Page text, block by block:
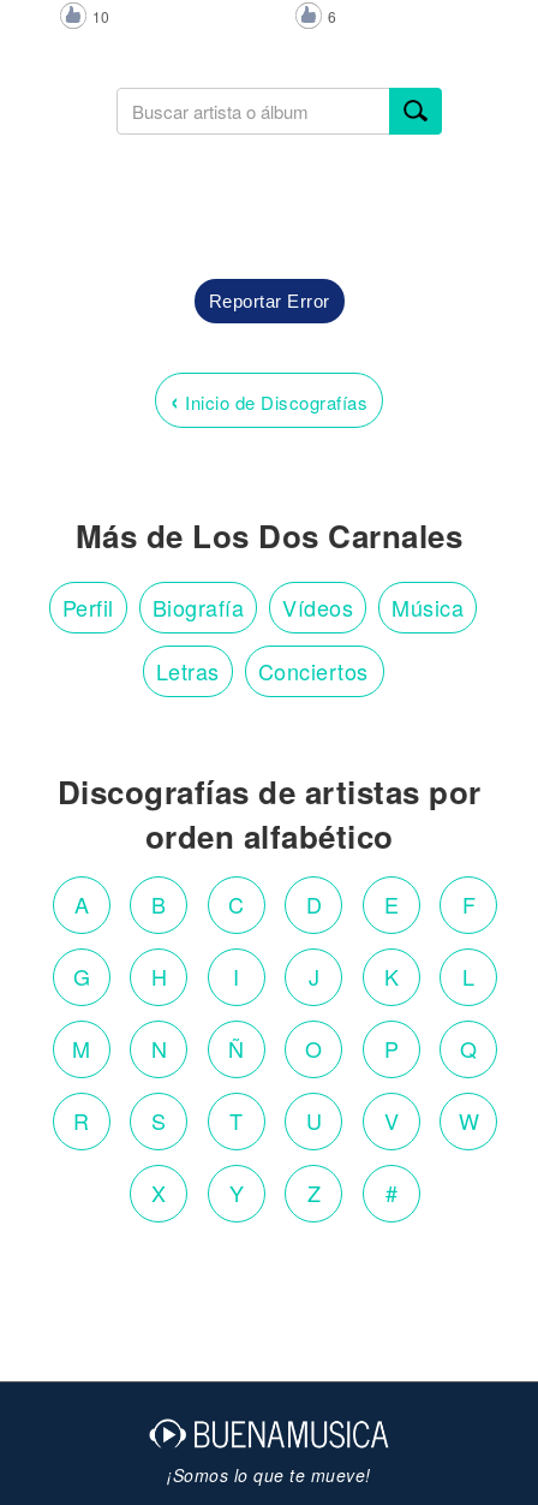
10
6
Reportar Error
‹ Inicio de Discografías
Más de Los Dos Carnales
Perfil Biografía Vídeos Música
Letras Conciertos
Discografías de artistas por
orden alfabético
A B C D E F
G H I J K L
M N Ñ O P Q
R S T U V W
X Y Z #
¡Somos lo que te mueve!